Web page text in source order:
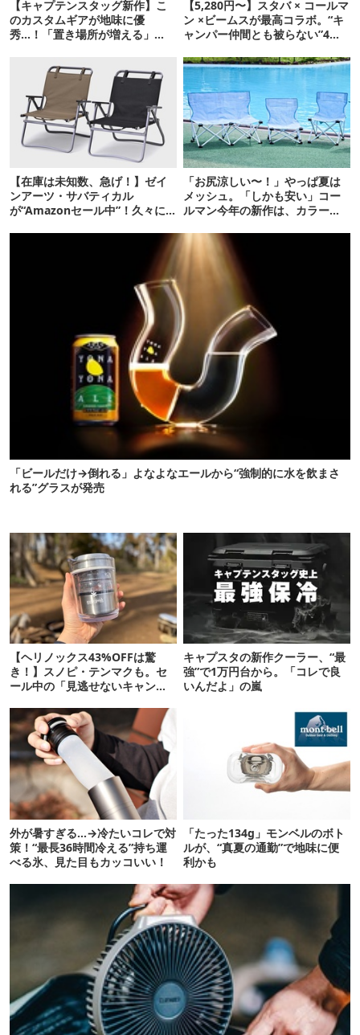
【キャプテンスタッグ新作】こ
のカスタムギアが地味に優
秀…！「置き場所が増える」
【5,280円〜】スタバ × コールマ
ン ×ビームスが最高コラボ。“キ
ャンパー仲間とも被らない”4ア
【在庫は未知数、急げ！】ゼイ
ンアーツ・サバティカル
が“Amazonセール中”！久々に
「お尻涼しい〜！」やっぱ夏は
メッシュ。「しかも安い」コー
ルマン今年の新作は、カラーも
「ビールだけ→倒れる」よなよなエールから“強制的に水を飲まさ
れる”グラスが発売
【ヘリノックス43%OFFは驚
き！】スノピ・テンマクも。セ
ール中の「見逃せないキャンプ
キャプスタの新作クーラー、“最
強”で1万円台から。「コレで良
いんだよ」の嵐
外が暑すぎる…→冷たいコレで対
策！“最長36時間冷える”持ち運
べる氷、見た目もカッコいい！
「たった134g」モンベルのボト
ルが、“真夏の通勤”で地味に便
利かも